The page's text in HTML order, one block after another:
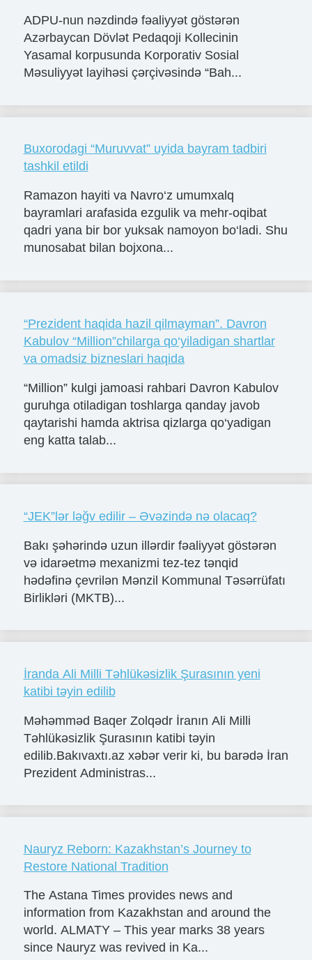
ADPU-nun nəzdində fəaliyyət göstərən
Azərbaycan Dövlət Pedaqoji Kollecinin
Yasamal korpusunda Korporativ Sosial
Məsuliyyət layihəsi çərçivəsində “Bah...
Buxorodagi “Muruvvat” uyida bayram tadbiri
tashkil etildi
Ramazon hayiti va Navro‘z umumxalq
bayramlari arafasida ezgulik va mehr-oqibat
qadri yana bir bor yuksak namoyon bo‘ladi. Shu
munosabat bilan bojxona...
“Prezident haqida hazil qilmayman”. Davron
Kabulov “Million”chilarga qo‘yiladigan shartlar
va omadsiz bizneslari haqida
“Million” kulgi jamoasi rahbari Davron Kabulov
guruhga otiladigan toshlarga qanday javob
qaytarishi hamda aktrisa qizlarga qo‘yadigan
eng katta talab...
“JEK”lər ləğv edilir – Əvəzində nə olacaq?
Bakı şəhərində uzun illərdir fəaliyyət göstərən
və idarəetmə mexanizmi tez-tez tənqid
hədəfinə çevrilən Mənzil Kommunal Təsərrüfatı
Birlikləri (MKTB)...
İranda Ali Milli Təhlükəsizlik Şurasının yeni
katibi təyin edilib
Məhəmməd Baqer Zolqədr İranın Ali Milli
Təhlükəsizlik Şurasının katibi təyin
edilib.Bakıvaxtı.az xəbər verir ki, bu barədə İran
Prezident Administras...
Nauryz Reborn: Kazakhstan’s Journey to
Restore National Tradition
The Astana Times provides news and
information from Kazakhstan and around the
world. ALMATY – This year marks 38 years
since Nauryz was revived in Ka...